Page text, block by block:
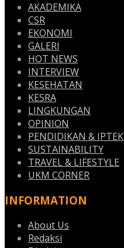
AKADEMIKA
CSR
EKONOMI
GALERI
HOT NEWS
INTERVIEW
KESEHATAN
KESRA
LINGKUNGAN
OPINION
PENDIDIKAN & IPTEK
SUSTAINABILITY
TRAVEL & LIFESTYLE
UKM CORNER
INFORMATION
About Us
Redaksi